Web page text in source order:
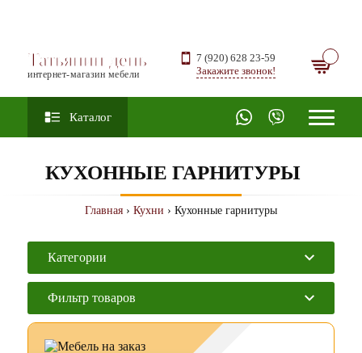
Татьянин день
интернет-магазин мебели
7 (920) 628 23-59
Закажите звонок!
Каталог
КУХОННЫЕ ГАРНИТУРЫ
Главная › Кухни › Кухонные гарнитуры
Категории
Фильтр товаров